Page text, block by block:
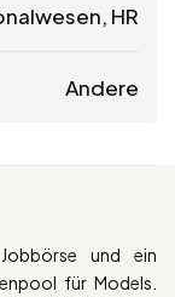
HR
Andere
und ein
für Models.